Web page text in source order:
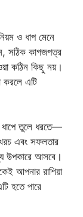
ও ধাপ মেনে
সঠিক কাগজপত্র
কঠিন কিছু নয়।
করলে এটি
ধাপে তুলে ধরতে—
এবং সফলতার
উপকারে আসবে।
আপনার রাশিয়া
হতে পারে